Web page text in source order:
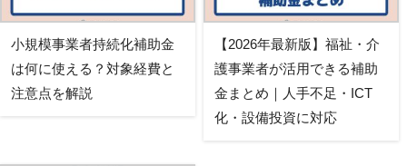
小規模事業者持続化補助金
は何に使える？対象経費と
注意点を解説
【2026年最新版】福祉・介
護事業者が活用できる補助
金まとめ｜人手不足・ICT
化・設備投資に対応